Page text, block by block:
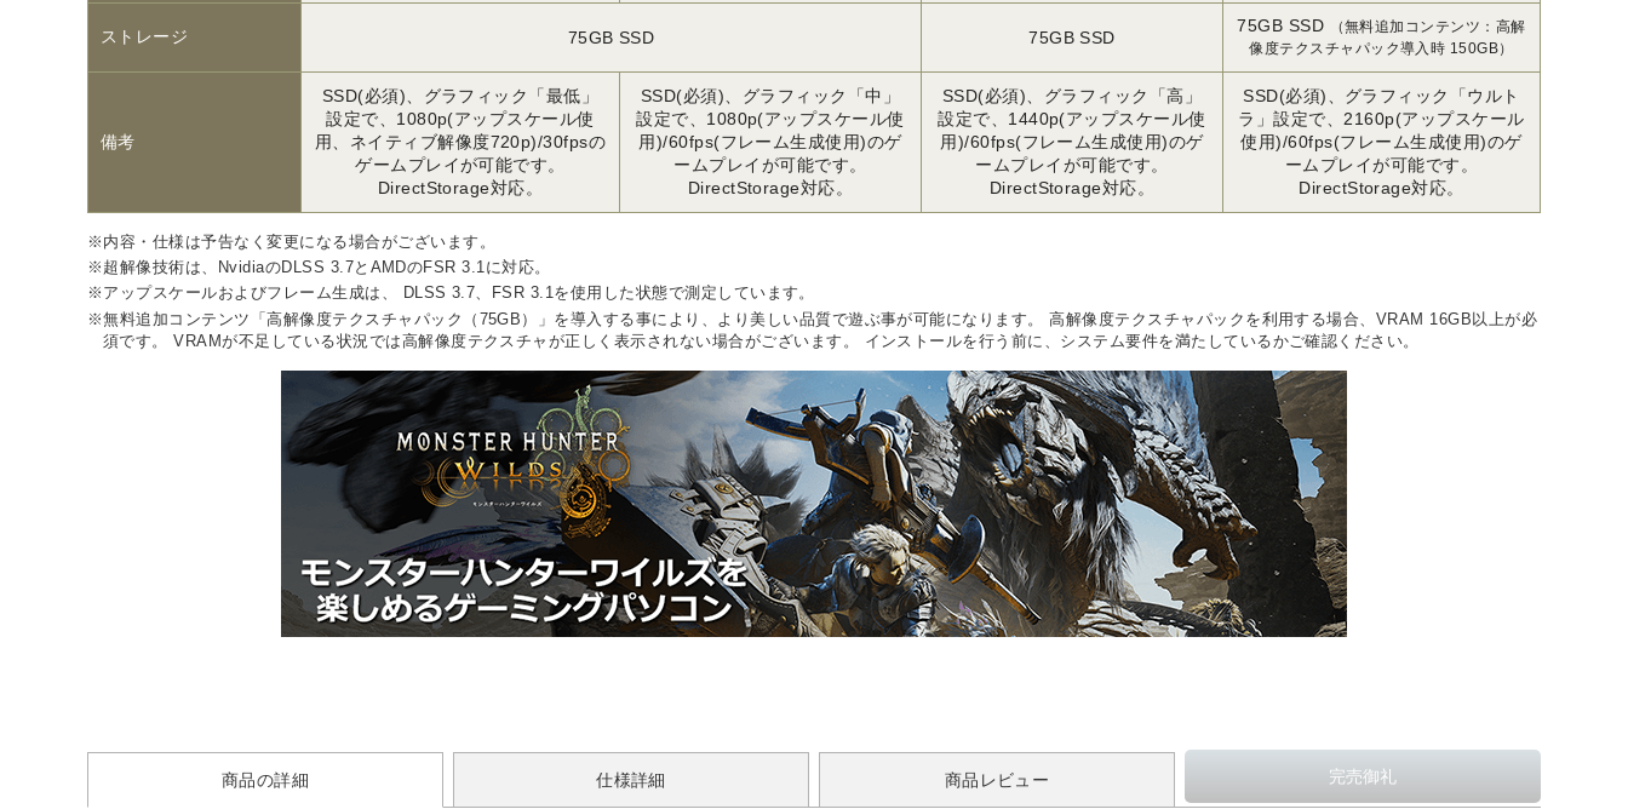
ストレージ 75GB SSD 75GB SSD
75GB SSD
（無料追加コンテンツ：高解
像度テクスチャパック導入時 150GB）
備考
SSD(必須)、グラフィック「最低」
設定で、1080p(アップスケール使
用、ネイティブ解像度720p)/30fpsの
ゲームプレイが可能です。
DirectStorage対応。
SSD(必須)、グラフィック「中」
設定で、1080p(アップスケール使
用)/60fps(フレーム生成使用)のゲ
ームプレイが可能です。
DirectStorage対応。
SSD(必須)、グラフィック「高」
設定で、1440p(アップスケール使
用)/60fps(フレーム生成使用)のゲ
ームプレイが可能です。
DirectStorage対応。
SSD(必須)、グラフィック「ウルト
ラ」設定で、2160p(アップスケール
使用)/60fps(フレーム生成使用)のゲ
ームプレイが可能です。
DirectStorage対応。
※内容・仕様は予告なく変更になる場合がございます。
※超解像技術は、NvidiaのDLSS 3.7とAMDのFSR 3.1に対応。
※アップスケールおよびフレーム生成は、 DLSS 3.7、FSR 3.1を使用した状態で測定しています。
※無料追加コンテンツ「高解像度テクスチャパック（75GB）」を導入する事により、より美しい品質で遊ぶ事が可能になります。 高解像度テクスチャパックを利用する場合、VRAM 16GB以上が必
須です。 VRAMが不足している状況では高解像度テクスチャが正しく表示されない場合がございます。 インストールを行う前に、システム要件を満たしているかご確認ください。
商品の詳細 仕様詳細 商品レビュー